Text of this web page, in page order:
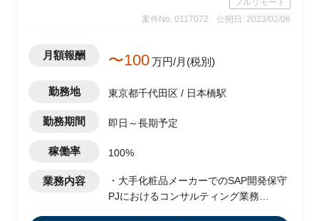
フルリモート
案件No. 0117072
公開日: 2023/02/06
月額報酬 〜100万円/月(税別)
勤務地 東京都千代田区 / 日本橋駅
勤務期間 即日～長期予定
稼働率 100%
業務内容
・大手化粧品メーカーでのSAP開発保守
PJにおけるコンサルティング業務